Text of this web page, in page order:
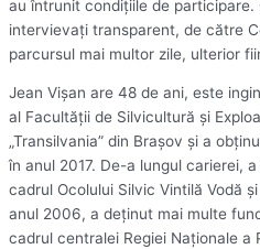
au întrunit condiţiile de participare.
intervievaţi transparent, de către
parcursul mai multor zile, ulterior
Jean Vişan are 48 de ani, este
al Facultăţii de Silvicultură şi
„Transilvania” din Braşov şi a
în anul 2017. De-a lungul carierei,
cadrul Ocolului Silvic Vintilă Vodă
anul 2006, a deţinut mai multe
cadrul centralei Regiei Naţionale a